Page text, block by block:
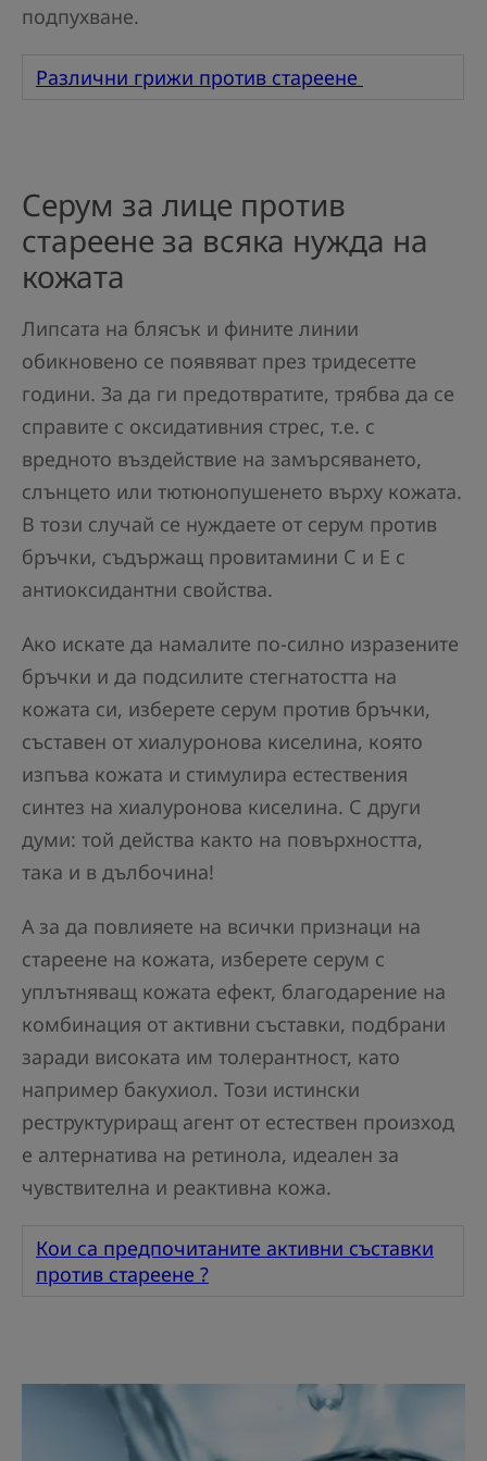
подпухване.
Различни грижи против стареене
Серум за лице против
стареене за всяка нужда на
кожата
Липсата на блясък и фините линии
обикновено се появяват през тридесетте
години. За да ги предотвратите, трябва да се
справите с оксидативния стрес, т.е. с
вредното въздействие на замърсяването,
слънцето или тютюнопушенето върху кожата.
В този случай се нуждаете от серум против
бръчки, съдържащ провитамини С и Е с
антиоксидантни свойства.
Ако искате да намалите по-силно изразените
бръчки и да подсилите стегнатостта на
кожата си, изберете серум против бръчки,
съставен от хиалуронова киселина, която
изпъва кожата и стимулира естествения
синтез на хиалуронова киселина. С други
думи: той действа както на повърхността,
така и в дълбочина!
А за да повлияете на всички признаци на
стареене на кожата, изберете серум с
уплътняващ кожата ефект, благодарение на
комбинация от активни съставки, подбрани
заради високата им толерантност, като
например бакухиол. Този истински
реструктуриращ агент от естествен произход
е алтернатива на ретинола, идеален за
чувствителна и реактивна кожа.
Кои са предпочитаните активни съставки
против стареене ?